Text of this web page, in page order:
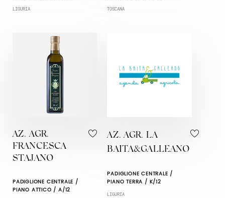
LIGURIA TOSCANA
AZ. AGR.
FRANCESCA
STAJANO
PADIGLIONE CENTRALE /
PIANO ATTICO / A/12
AZ. AGR. LA
BAITA&GALLEANO
PADIGLIONE CENTRALE /
PIANO TERRA / K/12
LIGURIA